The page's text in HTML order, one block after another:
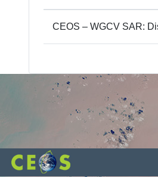
CEOS – WGCV SAR: